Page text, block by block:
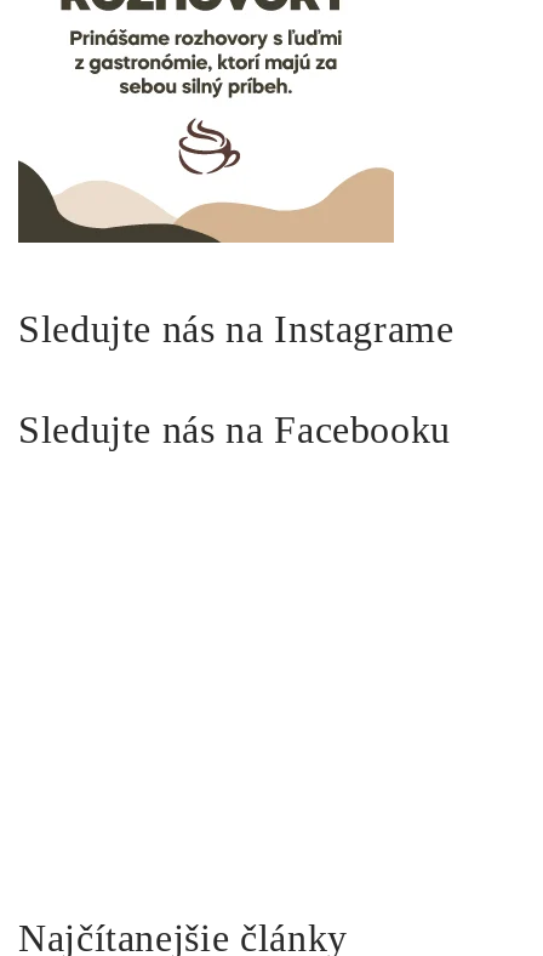
Sledujte nás na Instagrame
Sledujte nás na Facebooku
Najčítanejšie články